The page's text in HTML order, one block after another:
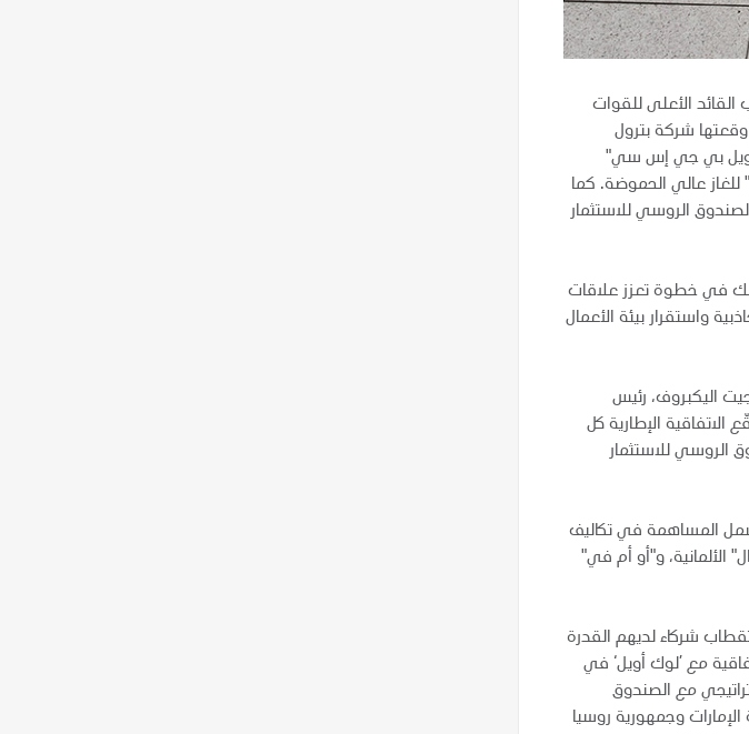
الأعلى للقوات
وقعتها شركة بترول
أويل بي جي إس سي"
5% في منطقة امتياز "غشا" للغاز عالي الحموضة. كما
الروسي للاستثمار
في خطوة تعزز علاقات
واستقرار بيئة الأعمال
اليكبروف، رئيس
الاتفاقية الإطارية كل
الروسي للاستثمار
درهم استثمارات أولية تشمل المساهمة في تكاليف
الألمانية، و"أو أم في"
شركاء لديهم القدرة
مع ’لوك أويل‘ في
مع الصندوق
وجمهورية روسيا